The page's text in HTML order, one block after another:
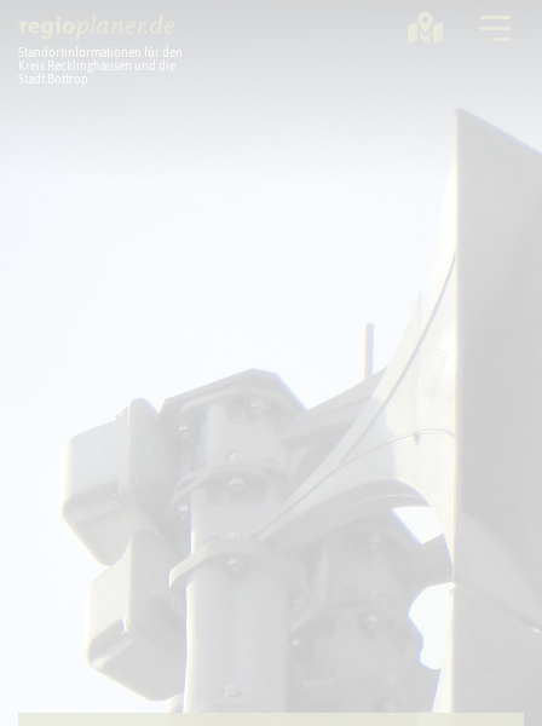
Standortinformationen für den
Kreis Recklinghausen und die
Stadt Bottrop